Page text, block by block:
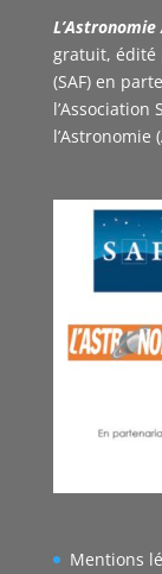
gratuit, édité
(SAF) en
l’Association
l’Astronomie
Mentions